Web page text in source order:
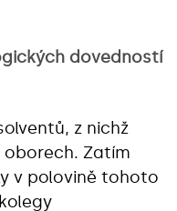
dovedností
z nichž
Zatím
v polovině tohoto